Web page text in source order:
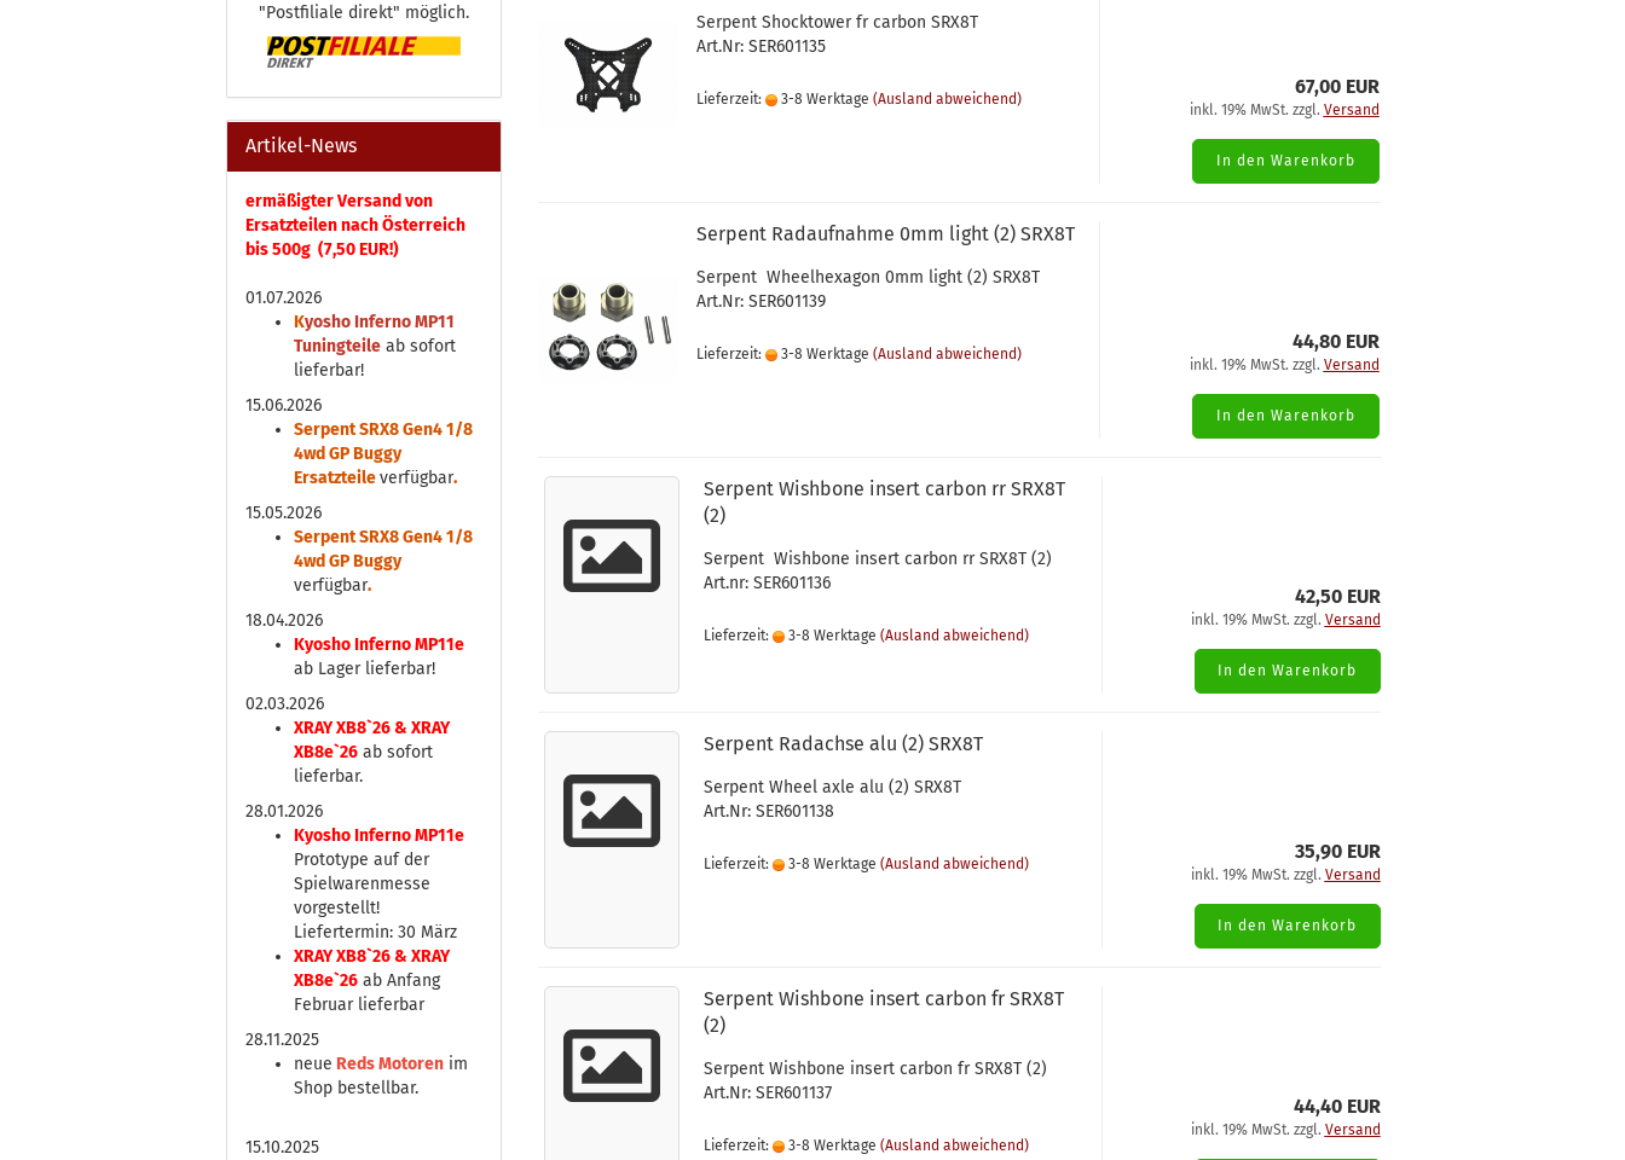
Serpent Shocktower fr carbon SRX8T
Art.Nr: SER601135
Lieferzeit: 3-8 Werktage (Ausland abweichend)
67,00 EUR
inkl. 19% MwSt. zzgl. Versand
In den Warenkorb
Serpent Radaufnahme 0mm light (2) SRX8T
Serpent Wheelhexagon 0mm light (2) SRX8T
Art.Nr: SER601139
Lieferzeit: 3-8 Werktage (Ausland abweichend)
44,80 EUR
inkl. 19% MwSt. zzgl. Versand
In den Warenkorb
Serpent Wishbone insert carbon rr SRX8T
(2)
Serpent Wishbone insert carbon rr SRX8T (2)
Art.nr: SER601136
Lieferzeit: 3-8 Werktage (Ausland abweichend)
42,50 EUR
inkl. 19% MwSt. zzgl. Versand
In den Warenkorb
Serpent Radachse alu (2) SRX8T
Serpent Wheel axle alu (2) SRX8T
Art.Nr: SER601138
Lieferzeit: 3-8 Werktage (Ausland abweichend)
35,90 EUR
inkl. 19% MwSt. zzgl. Versand
In den Warenkorb
Serpent Wishbone insert carbon fr SRX8T
(2)
Serpent Wishbone insert carbon fr SRX8T (2)
Art.Nr: SER601137
Lieferzeit: 3-8 Werktage (Ausland abweichend)
44,40 EUR
inkl. 19% MwSt. zzgl. Versand
"Postfiliale direkt" möglich.
Artikel-News
ermäßigter Versand von
Ersatzteilen nach Österreich
bis 500g (7,50 EUR!)
01.07.2026
Kyosho Inferno MP11
Tuningteile ab sofort
lieferbar!
15.06.2026
Serpent SRX8 Gen4 1/8
4wd GP Buggy
Ersatzteileverfügbar.
15.05.2026
Serpent SRX8 Gen4 1/8
4wd GP Buggy
verfügbar.
18.04.2026
Kyosho Inferno MP11e
ab Lager lieferbar!
02.03.2026
XRAY XB8`26 & XRAY
XB8e`26 ab sofort
lieferbar.
28.01.2026
Kyosho Inferno MP11e
Prototype auf der
Spielwarenmesse
vorgestellt!
Liefertermin: 30 März
XRAY XB8`26 & XRAY
XB8e`26 ab Anfang
Februar lieferbar
28.11.2025
neue Reds Motoren im
Shop bestellbar.
15.10.2025